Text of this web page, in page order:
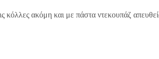
κόλλες ακόμη και με πάστα ντεκουπάζ